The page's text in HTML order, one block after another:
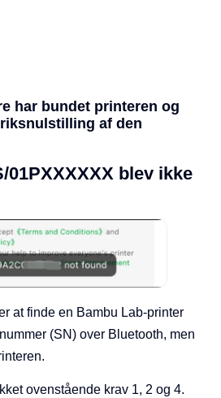
har bundet printeren og
af den
blev ikke
at finde en Bambu Lab-printer
(SN) over Bluetooth, men
ovenstående krav 1, 2 og 4.